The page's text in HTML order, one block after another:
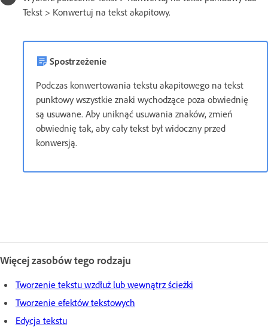
Tekst > Konwertuj na tekst akapitowy.
Spostrzeżenie
Podczas konwertowania tekstu akapitowego na tekst
punktowy wszystkie znaki wychodzące poza obwiednię
są usuwane. Aby uniknąć usuwania znaków, zmień
obwiednię tak, aby cały tekst był widoczny przed
konwersją.
Więcej zasobów tego rodzaju
Tworzenie tekstu wzdłuż lub wewnątrz ścieżki
Tworzenie efektów tekstowych
Edycja tekstu